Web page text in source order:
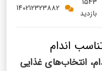
بازدید
140212323882
اندام
انتخاب‌های غذایی